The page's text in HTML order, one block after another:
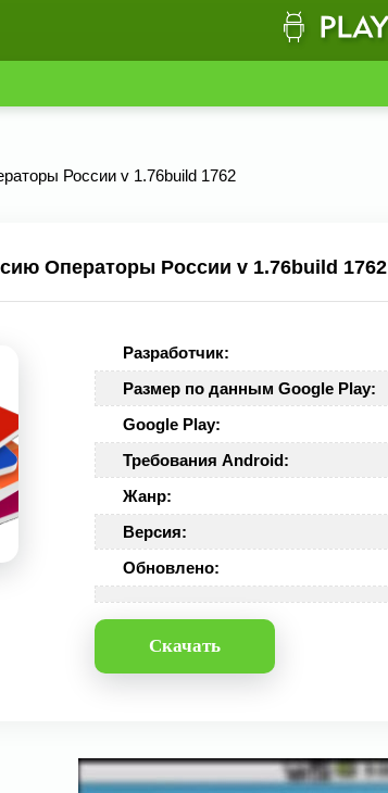
России v 1.76build 1762
Операторы России v 1.76build 1762
Разработчик:
Размер по данным Google Play:
Google Play:
Требования Android:
Жанр:
Версия:
Обновлено:
Скачать